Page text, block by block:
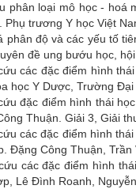
phân loại mô học - hoá
Phụ trương Y học Việt
phân độ và các yếu tố
đề ung bướu học,
các đặc điểm hình
học Y Dược, Trường
đặc điểm hình thái
Thuận. Giải 3, Giải
các đặc điểm hình
Ðặng Công Thuận,
các đặc điểm hình
Lê Đình Roanh,